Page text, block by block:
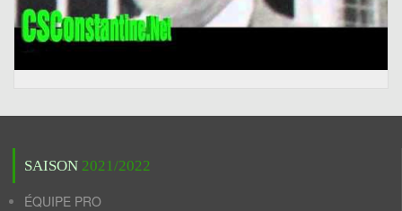
SAISON 2021/2022
ÉQUIPE PRO